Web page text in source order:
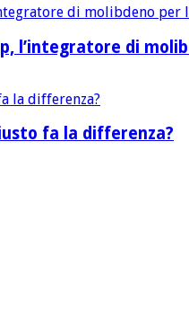
l’integratore di
fa la differenza?